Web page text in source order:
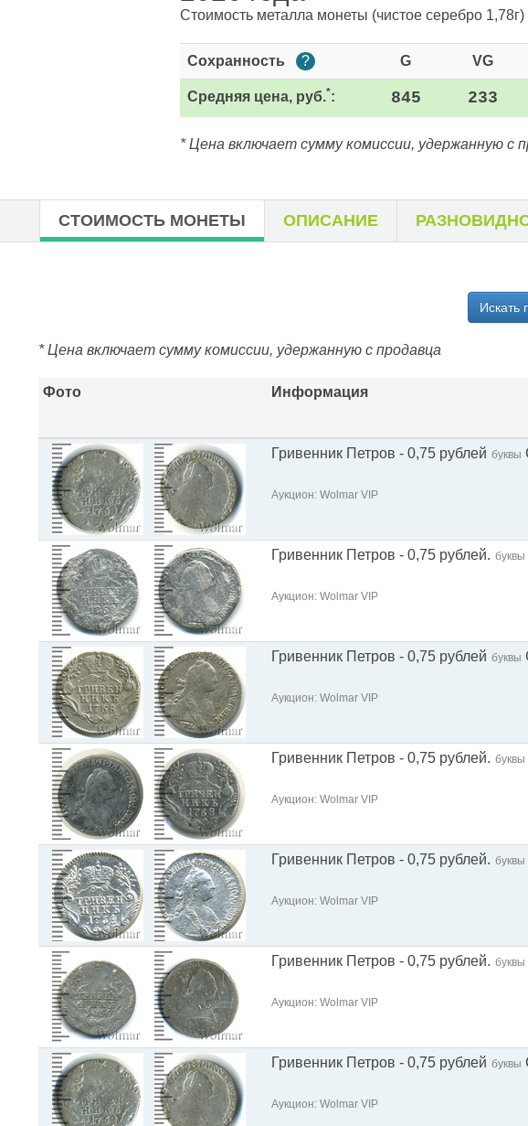
Стоимость металла монеты (чистое серебро 1,78г)
Сохранность ? G VG
Средняя цена, руб.*: 845 233
* Цена включает сумму комиссии, удержанную с
СТОИМОСТЬ МОНЕТЫ ОПИСАНИЕ
Искать
* Цена включает сумму комиссии, удержанную с продавца
Фото Информация
Гривенник Петров - 0,75 рублей буквы
Аукцион: Wolmar VIP
Гривенник Петров - 0,75 рублей. буквы
Аукцион: Wolmar VIP
Гривенник Петров - 0,75 рублей буквы
Аукцион: Wolmar VIP
Гривенник Петров - 0,75 рублей. буквы
Аукцион: Wolmar VIP
Гривенник Петров - 0,75 рублей. буквы
Аукцион: Wolmar VIP
Гривенник Петров - 0,75 рублей. буквы
Аукцион: Wolmar VIP
Гривенник Петров - 0,75 рублей буквы
Аукцион: Wolmar VIP